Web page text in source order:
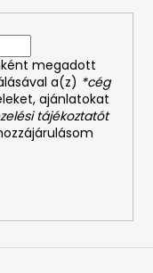
megadott
a(z) *cég
ajánlatokat
tájékoztatót